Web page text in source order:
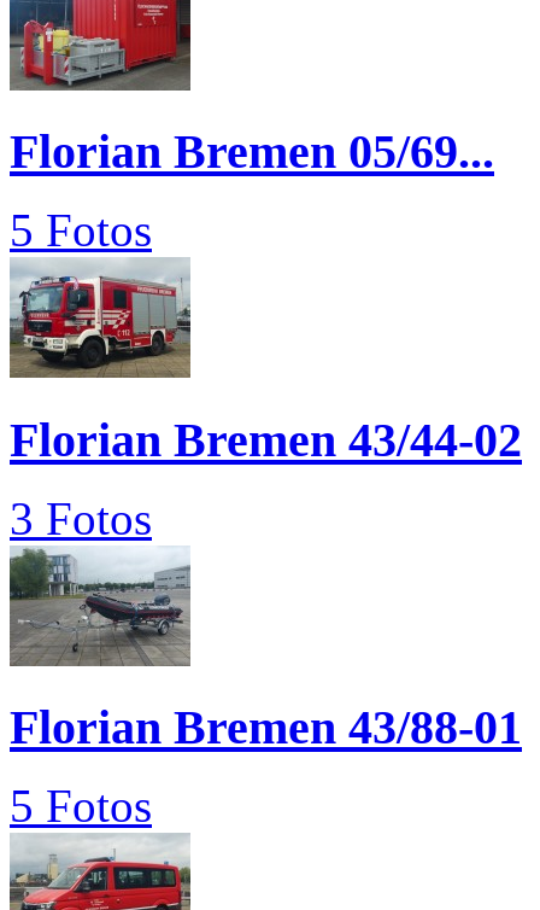
Florian Bremen 05/69...
5 Fotos
Florian Bremen 43/44-02
3 Fotos
Florian Bremen 43/88-01
5 Fotos